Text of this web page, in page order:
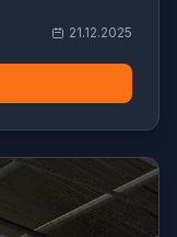
21.12.2025